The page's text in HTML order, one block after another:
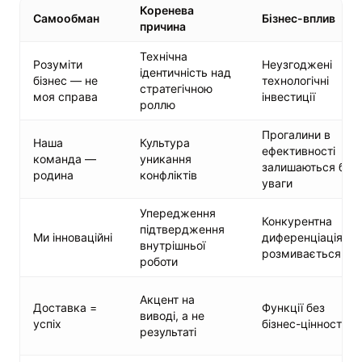
Самообман
Коренева
причина
Бізнес-вплив
Розуміти
бізнес — не
моя справа
Технічна
ідентичність над
стратегічною
роллю
Неузгоджені
технологічні
інвестиції
Наша
команда —
родина
Культура
уникання
конфліктів
Прогалини в
ефективності
залишаються без
уваги
Ми інноваційні
Упередження
підтвердження
внутрішньої
роботи
Конкурентна
диференціація
розмивається
Доставка =
успіх
Акцент на
виводі, а не
результаті
Функції без
бізнес-цінності